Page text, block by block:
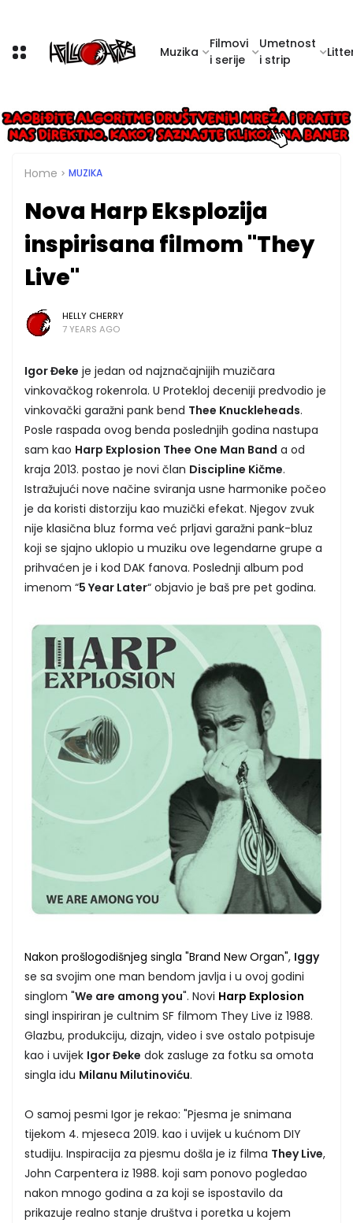
Muzika
Filmovi
i serije
Umetnost
i strip
Home MUZIKA
Nova Harp Eksplozija
inspirisana filmom "They
Live"
HELLY CHERRY
7 YEARS AGO
Igor Đeke je jedan od najznačajnijih muzičara
vinkovačkog rokenrola. U Protekloj deceniji predvodio je
vinkovački garažni pank bend Thee Knuckleheads.
Posle raspada ovog benda poslednjih godina nastupa
sam kao Harp Explosion Thee One Man Band a od
kraja 2013. postao je novi član Discipline Kičme.
Istražujući nove načine sviranja usne harmonike počeo
je da koristi distorziju kao muzički efekat. Njegov zvuk
nije klasična bluz forma već prljavi garažni pank-bluz
koji se sjajno uklopio u muziku ove legendarne grupe a
prihvaćen je i kod DAK fanova. Poslednji album pod
imenom “5 Year Later“ objavio je baš pre pet godina.
Nakon prošlogodišnjeg singla "Brand New Organ", Iggy
se sa svojim one man bendom javlja i u ovoj godini
singlom "We are among you". Novi Harp Explosion
singl inspiriran je cultnim SF filmom They Live iz 1988.
Glazbu, produkciju, dizajn, video i sve ostalo potpisuje
kao i uvijek Igor Đeke dok zasluge za fotku sa omota
singla idu Milanu Milutinoviću.
O samoj pesmi Igor je rekao: "Pjesma je snimana
tijekom 4. mjeseca 2019. kao i uvijek u kućnom DIY
studiju. Inspiracija za pjesmu došla je iz filma They Live,
John Carpentera iz 1988. koji sam ponovo pogledao
nakon mnogo godina a za koji se ispostavilo da
prikazuje realno stanje društva i poretka u kojem